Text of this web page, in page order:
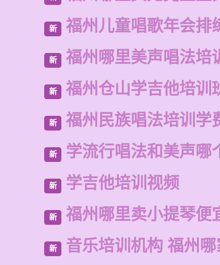
新 福州儿童唱歌年会排
新 福州哪里美声唱法培
新 福州仓山学吉他培训
新 福州民族唱法培训学
新 学流行唱法和美声哪
新 学吉他培训视频
新 福州哪里卖小提琴便
新 音乐培训机构 福州